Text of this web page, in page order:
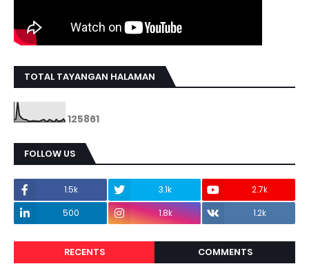
TOTAL TAYANGAN HALAMAN
125861
FOLLOW US
1.5k 3.1k
2.7k
500
1.8k 1.2k
RECENTS COMMENTS